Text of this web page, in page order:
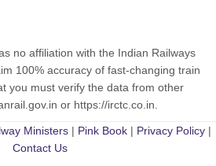
no affiliation with the Indian Railways
100% accuracy of fast-changing train
you must verify the data from other
or https://irctc.co.in.
Ministers | Pink Book | Privacy Policy |
Contact Us